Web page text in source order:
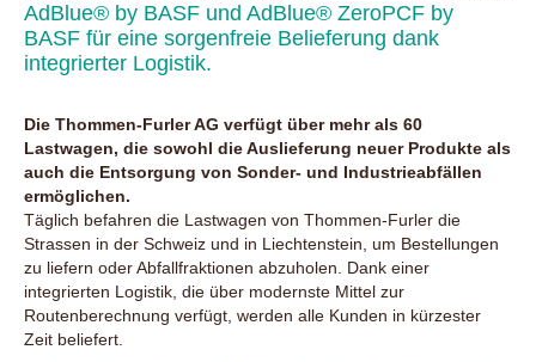
AdBlue® by BASF und AdBlue® ZeroPCF by
BASF für eine sorgenfreie Belieferung dank
integrierter Logistik.
Die Thommen-Furler AG verfügt über mehr als 60
Lastwagen, die sowohl die Auslieferung neuer Produkte als
auch die Entsorgung von Sonder- und Industrieabfällen
ermöglichen.
Täglich befahren die Lastwagen von Thommen-Furler die
Strassen in der Schweiz und in Liechtenstein, um Bestellungen
zu liefern oder Abfallfraktionen abzuholen. Dank einer
integrierten Logistik, die über modernste Mittel zur
Routenberechnung verfügt, werden alle Kunden in kürzester
Zeit beliefert.